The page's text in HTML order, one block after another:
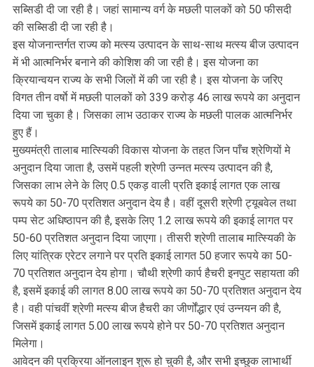
सब्सिडी दी जा रही है। जहां सामान्य वर्ग के मछली पालकों को 50 फीसदी
की सब्सिडी दी जा रही है।
इस योजनान्तर्गत राज्य को मत्स्य उत्पादन के साथ-साथ मत्स्य बीज उत्पादन
में भी आत्मनिर्भर बनाने की कोशिश की जा रही है। इस योजना का
क्रियान्वयन राज्य के सभी जिलों में की जा रही है। इस योजना के जरिए
विगत तीन वर्षाे में मछली पालकों को 339 करोड़ 46 लाख रूपये का अनुदान
दिया जा चुका है। जिसका लाभ उठाकर राज्य के मछली पालक आत्मनिर्भर
हुए हैं।
मुख्यमंत्री तालाब मात्स्यिकी विकास योजना के तहत जिन पाँच श्रेणियों मे
अनुदान दिया जाता है, उसमें पहली श्रेणी उन्नत मत्स्य उत्पादन की है,
जिसका लाभ लेने के लिए 0.5 एकड़ वाली प्रति इकाई लागत एक लाख
रूपये का 50-70 प्रतिशत अनुदान देय है। वहीं दूसरी श्रेणी ट्यूबवेल तथा
पम्प सेट अधिष्ठापन की है, इसके लिए 1.2 लाख रूपये की इकाई लागत पर
50-60 प्रतिशत अनुदान दिया जाएगा। तीसरी श्रेणी तालाब मात्स्यिकी के
लिए यांत्रिक एरेटर लगाने पर प्रति इकाई लागत 50 हजार रूपये का 50-
70 प्रतिशत अनुदान देय होगा। चौथी श्रेणी कार्प हैचरी इनपुट सहायता की
है, इसमें इकाई की लागत 8.00 लाख रूपये का 50-70 प्रतिशत अनुदान देय
है। वही पांचवीं श्रेणी मत्स्य बीज हैचरी का जीर्णोंद्धार एवं उन्नयन की है,
जिसमें इकाई लागत 5.00 लाख रूपये होने पर 50-70 प्रतिशत अनुदान
मिलेगा।
आवेदन की प्रक्रिया ऑनलाइन शुरू हो चुकी है, और सभी इच्छुक लाभार्थी